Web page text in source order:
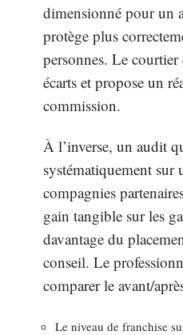
dimensionné pour un
protège plus
personnes. Le
écarts et propose un
commission.
À l’inverse, un audit
systématiquement sur
compagnies
gain tangible sur les
davantage du
conseil. Le
comparer le avant/
Le niveau de franchise